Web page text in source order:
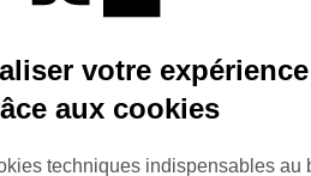
votre expérience
aux cookies
techniques indispensables